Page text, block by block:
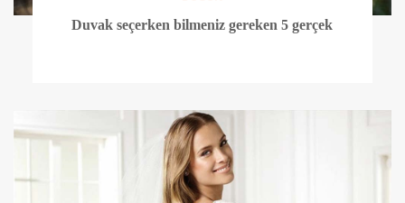
Duvak seçerken bilmeniz gereken 5 gerçek